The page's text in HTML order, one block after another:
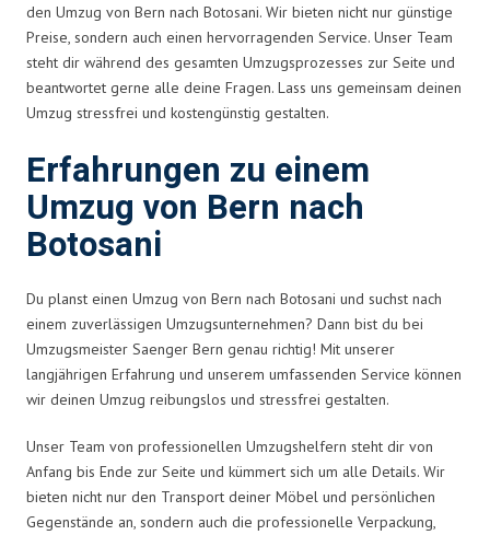
den Umzug von Bern nach Botosani. Wir bieten nicht nur günstige
Preise, sondern auch einen hervorragenden Service. Unser Team
steht dir während des gesamten Umzugsprozesses zur Seite und
beantwortet gerne alle deine Fragen. Lass uns gemeinsam deinen
Umzug stressfrei und kostengünstig gestalten.
Erfahrungen zu einem
Umzug von Bern nach
Botosani
Du planst einen Umzug von Bern nach Botosani und suchst nach
einem zuverlässigen Umzugsunternehmen? Dann bist du bei
Umzugsmeister Saenger Bern genau richtig! Mit unserer
langjährigen Erfahrung und unserem umfassenden Service können
wir deinen Umzug reibungslos und stressfrei gestalten.
Unser Team von professionellen Umzugshelfern steht dir von
Anfang bis Ende zur Seite und kümmert sich um alle Details. Wir
bieten nicht nur den Transport deiner Möbel und persönlichen
Gegenstände an, sondern auch die professionelle Verpackung,